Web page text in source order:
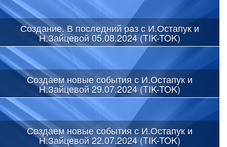
Создание. В последний раз с И.Остапук и
Н.Зайцевой 05.08.2024 (TIK-TOK)
Создаем новые события с И.Остапук и
Н.Зайцевой 29.07.2024 (TIK-TOK)
Создаем новые события с И.Остапук и
Н.Зайцевой 22.07.2024 (TIK-TOK)